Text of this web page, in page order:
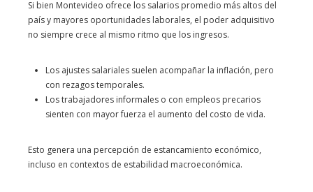
Si bien Montevideo ofrece los salarios promedio más altos del
país y mayores oportunidades laborales, el poder adquisitivo
no siempre crece al mismo ritmo que los ingresos.
Los ajustes salariales suelen acompañar la inflación, pero
con rezagos temporales.
Los trabajadores informales o con empleos precarios
sienten con mayor fuerza el aumento del costo de vida.
Esto genera una percepción de estancamiento económico,
incluso en contextos de estabilidad macroeconómica.